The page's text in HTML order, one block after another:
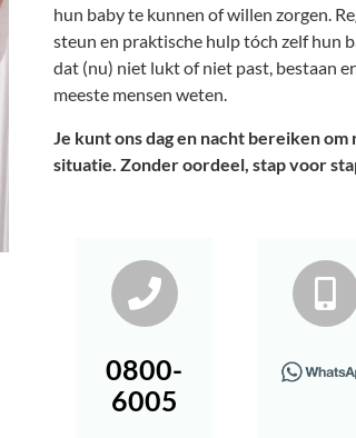
hun baby te kunnen of willen zorgen.
steun en praktische hulp tóch zelf hun
dat (nu) niet lukt of niet past, bestaan
meeste mensen weten.
Je kunt ons dag en nacht bereiken
situatie. Zonder oordeel, stap voor
0800-
6005